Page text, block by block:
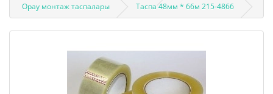
Орау монтаж таспалары
Таспа 48мм * 66м 215-4866